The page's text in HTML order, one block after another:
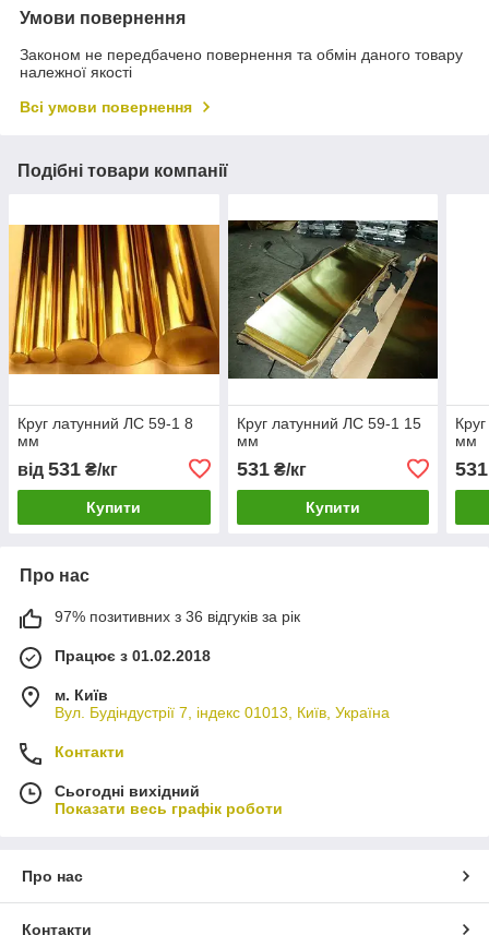
Умови повернення
Законом не передбачено повернення та обмін даного товару
належної якості
Всі умови повернення
Подібні товари компанії
Круг латунний ЛС 59-1 8
мм
від 531 ₴/кг
Купити
Круг латунний ЛС 59-1 15
мм
531₴/кг
Купити
мм
531
Про нас
97% позитивних з 36 відгуків за рік
Працює з 01.02.2018
м. Київ
Вул. Будіндустрії 7, індекс 01013, Київ, Україна
Контакти
Сьогодні вихідний
Показати весь графік роботи
Про нас
Контакти